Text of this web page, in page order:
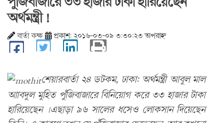
অর্থমন্ত্রী !
বার্তা কক্ষ প্রকাশ: ২০১৬-০৩-০৯ ৩:৩০:২৩ অপরাহ্ন
শেয়ারবার্তা ২৪ ডটকম, ঢাকা: অর্থমন্ত্রী আবুল মাল
আাবদুল মুহিত পুঁজিবাজারে বিনিয়োগ করে ৩৩ হাজার টাকা
হারিয়েছেন ।এছাড়া ৯৬ সালের ধসেও লোকসান দিয়েছেন